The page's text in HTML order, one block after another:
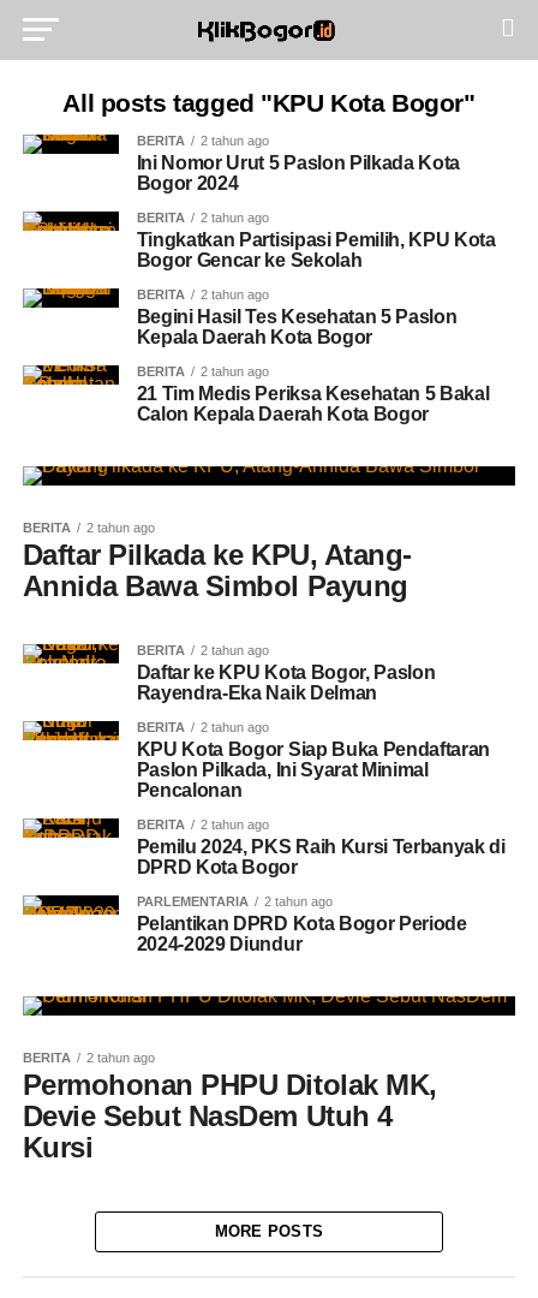
All posts tagged "KPU Kota Bogor"
BERITA 2 tahun ago
Ini Nomor Urut 5 Paslon Pilkada Kota
Bogor 2024
BERITA 2 tahun ago
Tingkatkan Partisipasi Pemilih, KPU Kota
Bogor Gencar ke Sekolah
BERITA 2 tahun ago
Begini Hasil Tes Kesehatan 5 Paslon
Kepala Daerah Kota Bogor
BERITA 2 tahun ago
21 Tim Medis Periksa Kesehatan 5 Bakal
Calon Kepala Daerah Kota Bogor
BERITA 2 tahun ago
Daftar Pilkada ke KPU, Atang-
Annida Bawa Simbol Payung
BERITA 2 tahun ago
Daftar ke KPU Kota Bogor, Paslon
Rayendra-Eka Naik Delman
BERITA 2 tahun ago
KPU Kota Bogor Siap Buka Pendaftaran
Paslon Pilkada, Ini Syarat Minimal
Pencalonan
BERITA 2 tahun ago
Pemilu 2024, PKS Raih Kursi Terbanyak di
DPRD Kota Bogor
PARLEMENTARIA 2 tahun ago
Pelantikan DPRD Kota Bogor Periode
2024-2029 Diundur
BERITA 2 tahun ago
Permohonan PHPU Ditolak MK,
Devie Sebut NasDem Utuh 4
Kursi
MORE POSTS